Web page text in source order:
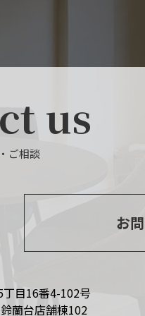
us
ご相談
お
目16番4-102号
蘭台店舗棟102